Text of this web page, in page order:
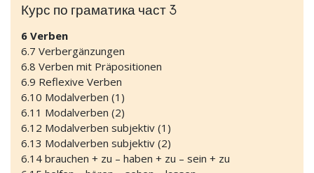
Курс по граматика част 3
6 Verben
6.7 Verbergänzungen
6.8 Verben mit Präpositionen
6.9 Reflexive Verben
6.10 Modalverben (1)
6.11 Modalverben (2)
6.12 Modalverben subjektiv (1)
6.13 Modalverben subjektiv (2)
6.14 brauchen + zu – haben + zu – sein + zu